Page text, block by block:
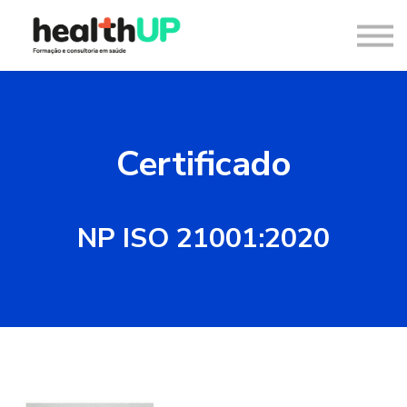
Blog
Registar
Certificado
NP ISO 21001:2020